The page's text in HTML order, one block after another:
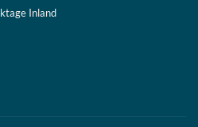
Inland